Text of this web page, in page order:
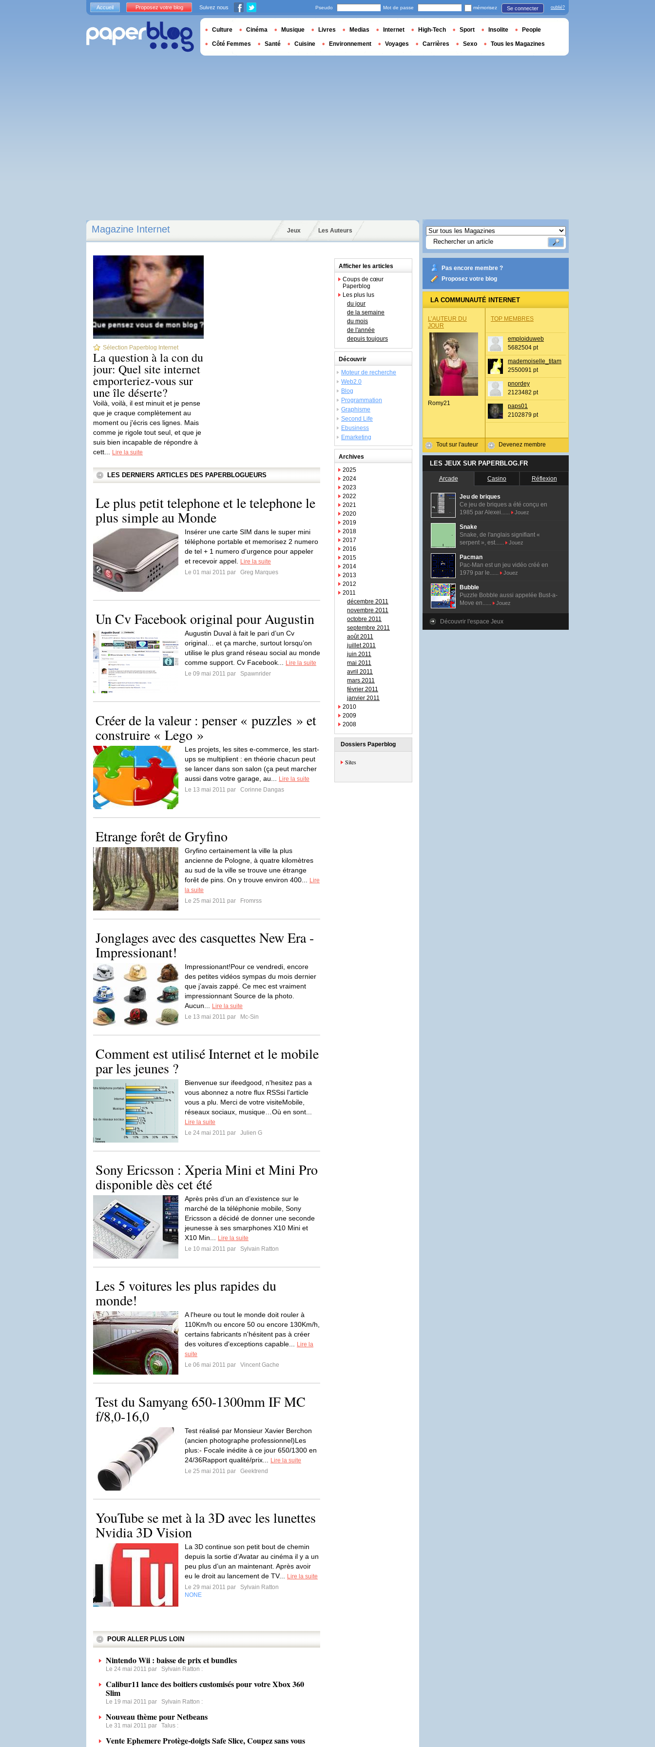
Magazine Internet Jeux Les Auteurs
Sélection Paperblog Internet
La question à la con du
jour: Quel site internet
emporteriez-vous sur
une île déserte?
Voilà, voilà, il est minuit et je pense
que je craque complètement au
moment ou j'écris ces lignes. Mais
comme je rigole tout seul, et que je
suis bien incapable de répondre à
cett...
Lire la suite
LES DERNIERS ARTICLES DES PAPERBLOGUEURS
Le plus petit telephone et le telephone le
plus simple au Monde
Insérer une carte SIM dans le super mini
téléphone portable et memorisez 2 numero
de tel + 1 numero d'urgence pour appeler
et recevoir appel.
Lire la suite
Le 01 mai 2011 par
Greg Marques
Un Cv Facebook original pour Augustin
Augustin Duval à fait le pari d’un Cv
original… et ça marche, surtout lorsqu’on
utilise le plus grand réseau social au monde
comme support. Cv Facebook...
Lire la suite
Le 09 mai 2011 par
Spawnrider
Créer de la valeur : penser « puzzles » et
construire « Lego »
Les projets, les sites e-commerce, les start-
ups se multiplient : en théorie chacun peut
se lancer dans son salon (ça peut marcher
aussi dans votre garage, au...
Lire la suite
Le 13 mai 2011 par
Corinne Dangas
Etrange forêt de Gryfino
Gryfino certainement la ville la plus
ancienne de Pologne, à quatre kilomètres
au sud de la ville se trouve une étrange
forêt de pins. On y trouve environ 400...
Lire
la suite
Le 25 mai 2011 par
Fromrss
Jonglages avec des casquettes New Era -
Impressionant!
Impressionant!Pour ce vendredi, encore
des petites vidéos sympas du mois dernier
que j’avais zappé. Ce mec est vraiment
impressionnant Source de la photo.
Aucun...
Lire la suite
Le 13 mai 2011 par
Mc-Sin
Comment est utilisé Internet et le mobile
par les jeunes ?
Bienvenue sur ifeedgood, n'hesitez pas a
vous abonnez a notre flux RSSsi l'article
vous a plu. Merci de votre visiteMobile,
réseaux sociaux, musique…Où en sont...
Lire la suite
Le 24 mai 2011 par
Julien G
Sony Ericsson : Xperia Mini et Mini Pro
disponible dès cet été
Après près d’un an d’existence sur le
marché de la téléphonie mobile, Sony
Ericsson a décidé de donner une seconde
jeunesse à ses smarphones X10 Mini et
X10 Min...
Lire la suite
Le 10 mai 2011 par
Sylvain Ratton
Les 5 voitures les plus rapides du
monde!
A l'heure ou tout le monde doit rouler à
110Km/h ou encore 50 ou encore 130Km/h,
certains fabricants n'hésitent pas à créer
des voitures d'exceptions capable...
Lire la
suite
Le 06 mai 2011 par
Vincent Gache
Test du Samyang 650-1300mm IF MC
f/8,0-16,0
Test réalisé par Monsieur Xavier Berchon
(ancien photographe professionnel)Les
plus:- Focale inédite à ce jour 650/1300 en
24/36Rapport qualité/prix...
Lire la suite
Le 25 mai 2011 par
Geektrend
YouTube se met à la 3D avec les lunettes
Nvidia 3D Vision
La 3D continue son petit bout de chemin
depuis la sortie d’Avatar au cinéma il y a un
peu plus d’un an maintenant. Après avoir
eu le droit au lancement de TV...
Lire la suite
Le 29 mai 2011 par
Sylvain Ratton
NONE
POUR ALLER PLUS LOIN
Nintendo Wii : baisse de prix et bundles
Le 24 mai 2011 par Sylvain Ratton :
Calibur11 lance des boitiers customisés pour votre Xbox 360
Slim
Le 19 mai 2011 par Sylvain Ratton :
Nouveau thème pour Netbeans
Le 31 mai 2011 par Talus :
Vente Ephemere Protège-doigts Safe Slice, Coupez sans vous
Afficher les articles
Coups de cœur
Paperblog
Les plus lus
du jour
de la semaine
du mois
de l'année
depuis toujours
Découvrir
Moteur de recherche
Web2.0
Blog
Programmation
Graphisme
Second Life
Ebusiness
Emarketing
Archives
2025
2024
2023
2022
2021
2020
2019
2018
2017
2016
2015
2014
2013
2012
2011
décembre 2011
novembre 2011
octobre 2011
septembre 2011
août 2011
juillet 2011
juin 2011
mai 2011
avril 2011
mars 2011
février 2011
janvier 2011
2010
2009
2008
Dossiers Paperblog
Sites
Pas encore membre ?
Proposez votre blog
LA COMMUNAUTÉ INTERNET
L’AUTEUR DU
JOUR
Romy21
Tout sur l'auteur
TOP MEMBRES
emploiduweb
5682504 pt
mademoiselle_titam
2550091 pt
pnordey
2123482 pt
paps01
2102879 pt
Devenez membre
LES JEUX SUR PAPERBLOG.FR
Arcade Casino Réflexion
Jeu de briques
Ce jeu de briques a été conçu en
1985 par Alexei......
Jouez
Snake
Snake, de l'anglais signifiant «
serpent », est......
Jouez
Pacman
Pac-Man est un jeu vidéo créé en
1979 par le......
Jouez
Bubble
Puzzle Bobble aussi appelée Bust-a-
Move en......
Jouez
Découvrir l'espace Jeux
Accueil Proposez votre blog Suivez nous Pseudo Mot de passe mémorisez Se connecter oublié?
Culture Cinéma Musique Livres Medias Internet High-Tech Sport Insolite People
Côté Femmes Santé Cuisine Environnement Voyages Carrières Sexo Tous les Magazines